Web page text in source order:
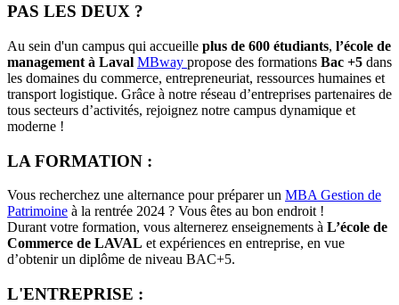
PAS LES DEUX ?
Au sein d'un campus qui accueille plus de 600 étudiants, l’école de
management à Laval MBway propose des formations Bac +5 dans
les domaines du commerce, entrepreneuriat, ressources humaines et
transport logistique. Grâce à notre réseau d’entreprises partenaires de
tous secteurs d’activités, rejoignez notre campus dynamique et
moderne !
LA FORMATION :
Vous recherchez une alternance pour préparer un MBA Gestion de
Patrimoine à la rentrée 2024 ? Vous êtes au bon endroit !
Durant votre formation, vous alternerez enseignements à L’école de
Commerce de LAVAL et expériences en entreprise, en vue
d’obtenir un diplôme de niveau BAC+5.
L'ENTREPRISE :